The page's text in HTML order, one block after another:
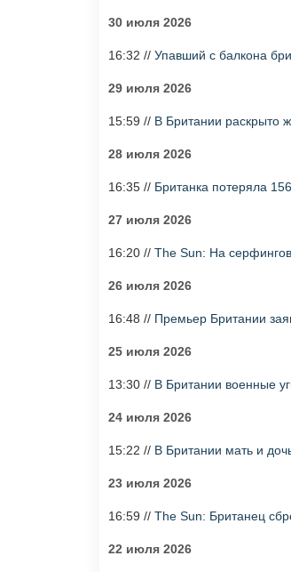
30 июля 2026
16:32 // Упавший с балкона
29 июля 2026
15:59 // В Британии раскрыто
28 июля 2026
16:35 // Британка потеряла
27 июля 2026
16:20 // The Sun: На
26 июля 2026
16:48 // Премьер Британии
25 июля 2026
13:30 // В Британии военные
24 июля 2026
15:22 // В Британии мать и
23 июля 2026
16:59 // The Sun: Британец
22 июля 2026